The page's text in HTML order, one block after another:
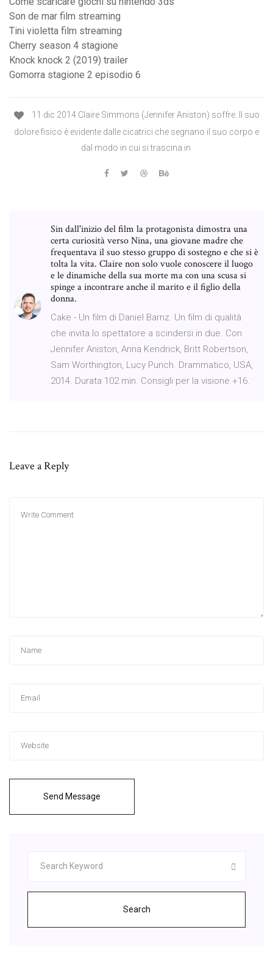
Son de mar film streaming
Tini violetta film streaming
Cherry season 4 stagione
Knock knock 2 (2019) trailer
Gomorra stagione 2 episodio 6
11 dic 2014 Claire Simmons (Jennifer Aniston) soffre. Il suo
dolore fisico è evidente dalle cicatrici che segnano il suo corpo e
dal modo in cui si trascina in
Sin dall'inizio del film la protagonista dimostra una
certa curiosità verso Nina, una giovane madre che
frequentava il suo stesso gruppo di sostegno e che si è
tolta la vita. Claire non solo vuole conoscere il luogo
e le dinamiche della sua morte ma con una scusa si
spinge a incontrare anche il marito e il figlio della
donna.
Cake - Un film di Daniel Barnz. Un film di qualità
che invita lo spettatore a scindersi in due. Con
Jennifer Aniston, Anna Kendrick, Britt Robertson,
Sam Worthington, Lucy Punch. Drammatico, USA,
2014. Durata 102 min. Consigli per la visione +16.
Leave a Reply
Send Message
Search